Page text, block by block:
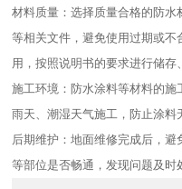
材料质量：选择质量合格的防
等相关文件，避免使用过期或
用，按照说明书的要求进行储存
施工环境：防水涂料等材料的
雨天、潮湿天气施工，防止涂料
后期维护：地面维修完成后，避
等部位是否畅通，发现问题及时